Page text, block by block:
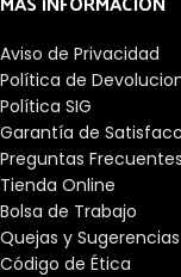
Aviso de Privacidad
Política de
Política SIG
Garantía de
Preguntas Frecuentes
Tienda Online
Bolsa de Trabajo
Quejas y Sugerencias
Código de Ética